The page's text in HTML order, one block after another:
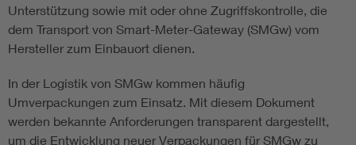
Unterstützung sowie mit oder ohne Zugriffskontrolle, die
dem Transport von Smart-Meter-Gateway (SMGw) vom
Hersteller zum Einbauort dienen.
In der Logistik von SMGw kommen häufig
Umverpackungen zum Einsatz. Mit diesem Dokument
werden bekannte Anforderungen transparent dargestellt,
um die Entwicklung neuer Verpackungen für SMGw zu